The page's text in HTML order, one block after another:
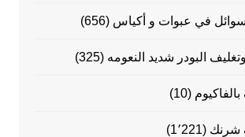
سوائل في عبوات و أكياس (656)
البودر شديد النعومه (325)
(10)
شرنك (1٬221)